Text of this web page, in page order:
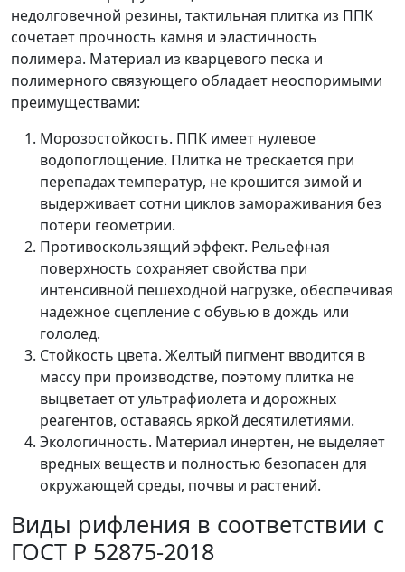
недолговечной резины, тактильная плитка из ППК
сочетает прочность камня и эластичность
полимера. Материал из кварцевого песка и
полимерного связующего обладает неоспоримыми
преимуществами:
Морозостойкость. ППК имеет нулевое
водопоглощение. Плитка не трескается при
перепадах температур, не крошится зимой и
выдерживает сотни циклов замораживания без
потери геометрии.
Противоскользящий эффект. Рельефная
поверхность сохраняет свойства при
интенсивной пешеходной нагрузке, обеспечивая
надежное сцепление с обувью в дождь или
гололед.
Стойкость цвета. Желтый пигмент вводится в
массу при производстве, поэтому плитка не
выцветает от ультрафиолета и дорожных
реагентов, оставаясь яркой десятилетиями.
Экологичность. Материал инертен, не выделяет
вредных веществ и полностью безопасен для
окружающей среды, почвы и растений.
Виды рифления в соответствии с
ГОСТ Р 52875-2018